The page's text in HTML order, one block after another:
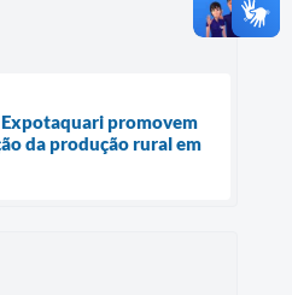
promovem
da produção rural em